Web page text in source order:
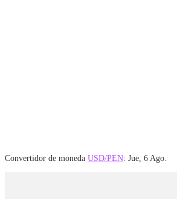
Convertidor de moneda USD/PEN: Jue, 6 Ago.